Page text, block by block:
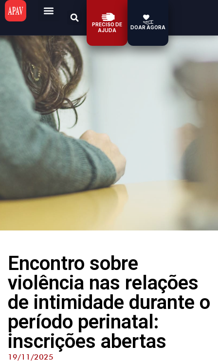
PRECISO DE
AJUDA
DOAR AGORA
Encontro sobre
violência nas relações
de intimidade durante o
período perinatal:
inscrições abertas
19/11/2025